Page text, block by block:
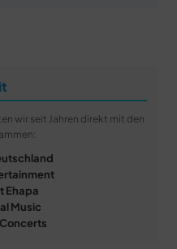
wir seit Jahren direkt mit den
Ehapa
Music